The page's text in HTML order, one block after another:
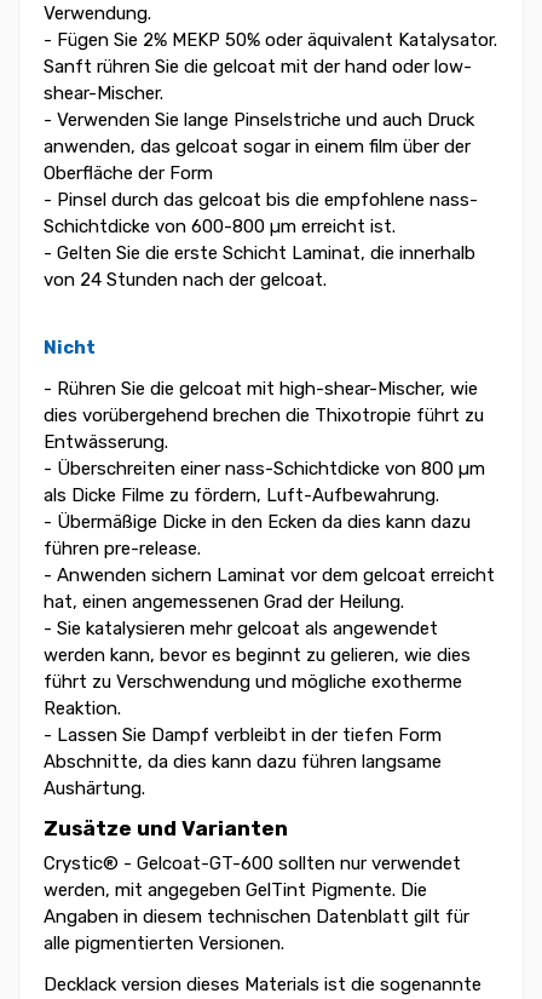
Verwendung.
- Fügen Sie 2% MEKP 50% oder äquivalent Katalysator.
Sanft rühren Sie die gelcoat mit der hand oder low-
shear-Mischer.
- Verwenden Sie lange Pinselstriche und auch Druck
anwenden, das gelcoat sogar in einem film über der
Oberfläche der Form
- Pinsel durch das gelcoat bis die empfohlene nass-
Schichtdicke von 600-800 µm erreicht ist.
- Gelten Sie die erste Schicht Laminat, die innerhalb
von 24 Stunden nach der gelcoat.
Nicht
- Rühren Sie die gelcoat mit high-shear-Mischer, wie
dies vorübergehend brechen die Thixotropie führt zu
Entwässerung.
- Überschreiten einer nass-Schichtdicke von 800 µm
als Dicke Filme zu fördern, Luft-Aufbewahrung.
- Übermäßige Dicke in den Ecken da dies kann dazu
führen pre-release.
- Anwenden sichern Laminat vor dem gelcoat erreicht
hat, einen angemessenen Grad der Heilung.
- Sie katalysieren mehr gelcoat als angewendet
werden kann, bevor es beginnt zu gelieren, wie dies
führt zu Verschwendung und mögliche exotherme
Reaktion.
- Lassen Sie Dampf verbleibt in der tiefen Form
Abschnitte, da dies kann dazu führen langsame
Aushärtung.
Zusätze und Varianten
Crystic® - Gelcoat-GT-600 sollten nur verwendet
werden, mit angegeben GelTint Pigmente. Die
Angaben in diesem technischen Datenblatt gilt für
alle pigmentierten Versionen.
Decklack version dieses Materials ist die sogenannte